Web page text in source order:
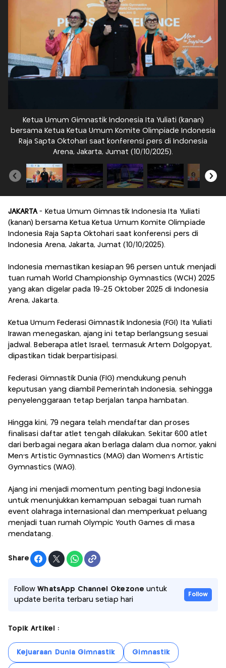
Ketua Umum Gimnastik Indonesia Ita Yuliati (kanan)
bersama Ketua Ketua Umum Komite Olimpiade Indonesia
Raja Sapta Oktohari saat konferensi pers di Indonesia
Arena, Jakarta, Jumat (10/10/2025).
JAKARTA - Ketua Umum Gimnastik Indonesia Ita Yuliati
(kanan) bersama Ketua Ketua Umum Komite Olimpiade
Indonesia Raja Sapta Oktohari saat konferensi pers di
Indonesia Arena, Jakarta, Jumat (10/10/2025).
Indonesia memastikan kesiapan 96 persen untuk menjadi
tuan rumah World Championship Gymnastics (WCH) 2025
yang akan digelar pada 19–25 Oktober 2025 di Indonesia
Arena, Jakarta.
Ketua Umum Federasi Gimnastik Indonesia (FGI) Ita Yuliati
Irawan menegaskan, ajang ini tetap berlangsung sesuai
jadwal. Beberapa atlet Israel, termasuk Artem Dolgopyat,
dipastikan tidak berpartisipasi.
Federasi Gimnastik Dunia (FIG) mendukung penuh
keputusan yang diambil Pemerintah Indonesia, sehingga
penyelenggaraan tetap berjalan tanpa hambatan.
Hingga kini, 79 negara telah mendaftar dan proses
finalisasi daftar atlet tengah dilakukan. Sekitar 600 atlet
dari berbagai negara akan berlaga dalam dua nomor, yakni
Men’s Artistic Gymnastics (MAG) dan Women’s Artistic
Gymnastics (WAG).
Ajang ini menjadi momentum penting bagi Indonesia
untuk menunjukkan kemampuan sebagai tuan rumah
event olahraga internasional dan memperkuat peluang
menjadi tuan rumah Olympic Youth Games di masa
mendatang.
Share
FollowWhatsApp Channel Okezone untuk
update berita terbaru setiap hari
Follow
Topik Artikel :
Kejuaraan Dunia Gimnastik Gimnastik